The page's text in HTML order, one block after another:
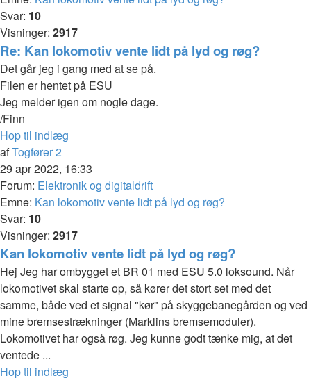
Svar: 10
Visninger: 2917
Re: Kan lokomotiv vente lidt på lyd og røg?
Det går jeg i gang med at se på.
Filen er hentet på ESU
Jeg melder igen om nogle dage.
/Finn
Hop til indlæg
afTogfører 2
29 apr 2022, 16:33
Forum: Elektronik og digitaldrift
Emne: Kan lokomotiv vente lidt på lyd og røg?
Svar: 10
Visninger: 2917
Kan lokomotiv vente lidt på lyd og røg?
Hej Jeg har ombygget et BR 01 med ESU 5.0 loksound. Når
lokomotivet skal starte op, så kører det stort set med det
samme, både ved et signal "kør" på skyggebanegården og ved
mine bremsestrækninger (Marklins bremsemoduler).
Lokomotivet har også røg. Jeg kunne godt tænke mig, at det
ventede ...
Hop til indlæg